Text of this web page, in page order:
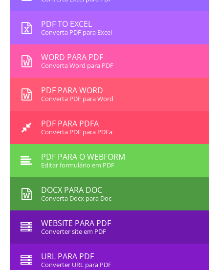
PDF TO EXCEL
Converta PDF para Excel
WORD PARA PDF
Converta Word para PDF
PDF PARA WORD
Converta PDF para Word
PDF PARA PDFA
Converta PDF para PDFa
PDF PARA O WEBFORM
Editar formulário em PDF
DOCX PARA DOC
Converta Docx para Doc
WEBSITE PARA PDF
Converter site em PDF
URL PARA PDF
Converter URL para PDF